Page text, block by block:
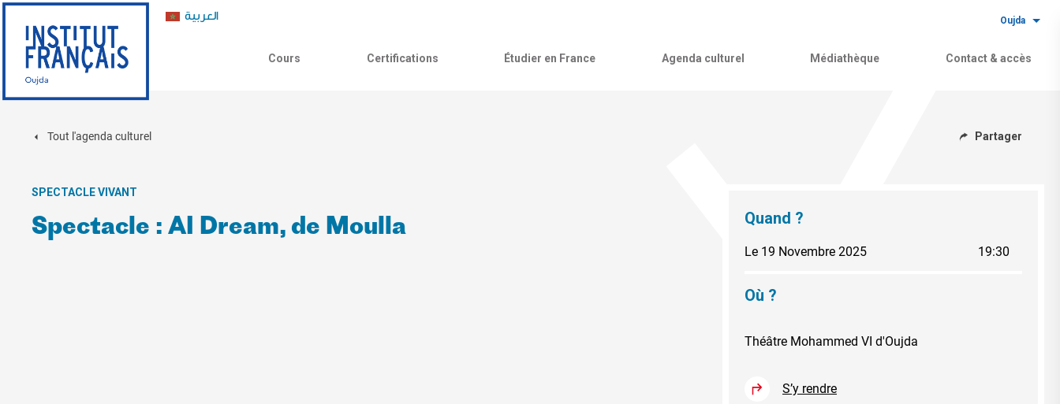
العربية Oujda
Cours Certifications Étudier en France Agenda culturel Médiathèque Contact & accès
Tout l'agenda culturel Partager
SPECTACLE VIVANT
Spectacle : AI Dream, de Moulla Quand ?
Le 19 Novembre 2025 19:30
Où ?
Théâtre Mohammed VI d'Oujda
S’y rendre